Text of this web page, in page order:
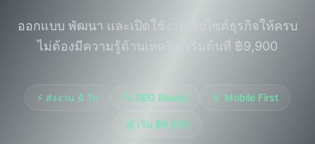
เข้าสู่ระบบ
ออกแบบ พัฒนา และเปิดใช้งานเว็บไซต์ธุรกิจให้ครบ
ไม่ต้องมีความรู้ด้านเทคนิค เริ่มต้นที่ ฿9,900
⚡ ส่งงาน 4 วัน 🔍 SEO Ready 📱 Mobile First
💰 เริ่ม ฿9,900